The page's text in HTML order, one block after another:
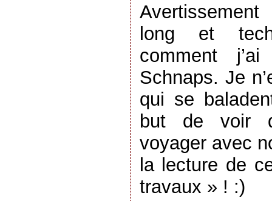
long et
comment
Schnaps. Je
qui se
but de voir
voyager avec
la lecture de
travaux » ! :)